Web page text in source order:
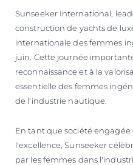
Sunseeker International,
construction de yachts de
internationale des femmes
juin. Cette journée
reconnaissance et à la
essentielle des femmes
de l'industrie nautique.
En tant que société
l'excellence, Sunseeker
par les femmes dans